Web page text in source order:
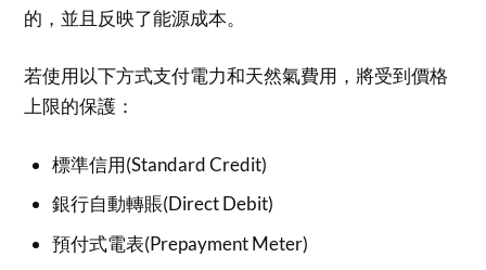
的，並且反映了能源成本。
若使用以下方式支付電力和天然氣費用，將受到價格
上限的保護：
標準信用(Standard Credit)
銀行自動轉賬(Direct Debit)
預付式電表(Prepayment Meter)